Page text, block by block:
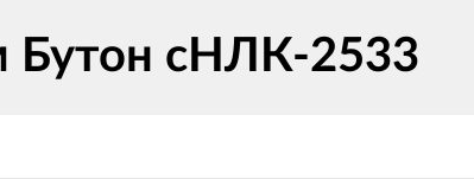
Бутон сНЛК-2533